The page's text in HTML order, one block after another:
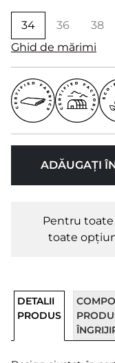
34 36 38
Ghid de mărimi
ADĂUGAȚI
Pentru
toate
DETALII
PRODUS